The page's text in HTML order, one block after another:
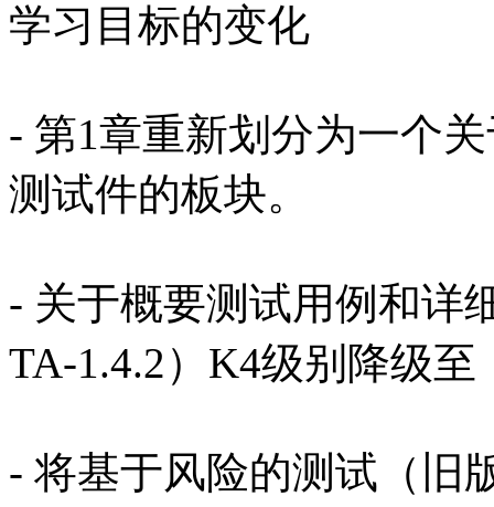
学习目标的变化
- 第1章重新划分为一个
测试件的板块。
- 关于概要测试用例和详
TA-1.4.2）K4级别降级
- 将基于风险的测试（旧